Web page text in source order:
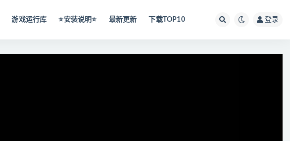
游戏运行库 ⭐️安装说明⭐️ 最新更新 下载TOP10 登录